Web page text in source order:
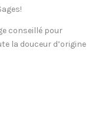
conseillé pour
la douceur d’origine